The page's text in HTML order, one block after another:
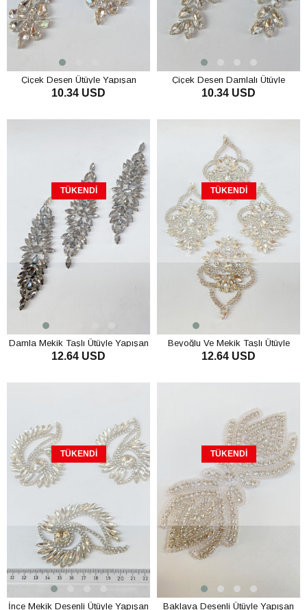
Çiçek Desen Ütüyle Yapışan
Parlak Taşlı Aplik
10.34 USD
Çiçek Desen Damlalı Ütüyle
Yapışan Parlak Taşlı Aplik
10.34 USD
TÜKENDI
Damla Mekik Taşlı Ütüyle Yapışan
Parlak Taşlı Aplik
12.64 USD
TÜKENDI
Beyoğlu Ve Mekik Taşlı Ütüyle
Yapışan Parlak Aplik Apolet
12.64 USD
TÜKENDI
İnce Mekik Desenli Ütüyle Yapışan
TÜKENDI
Baklava Desenli Ütüyle Yapışan